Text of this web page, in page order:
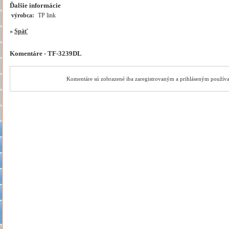
Ďalšie informácie
výrobca: TP link
« Späť
Komentáre - TF-3239DL
Komentáre sú zobrazené iba zaregistrovaným a prihláseným